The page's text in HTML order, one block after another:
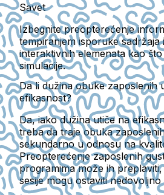
Savet
Izbegnite preopterećenje
tempiranjem isporuke sadržaja
interaktivnih elemenata kao
simulacije.
Da li dužina obuke zaposlenih
efikasnost?
Da, iako dužina utiče na
treba da traje obuka
sekundarno u odnosu na
Preopterećenje zaposlenih
programima može ih
sesije mogu ostaviti